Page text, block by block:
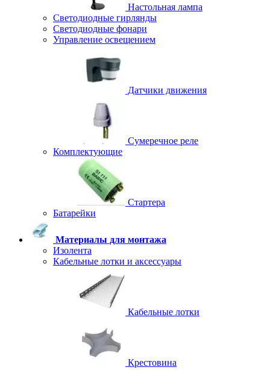
Настольная лампа
Светодиодные гирлянды
Светодиодные фонари
Управление освещением
Датчики движения
Сумеречное реле
Комплектующие
Стартера
Батарейки
Материалы для монтажа
Изолента
Кабельные лотки и аксессуары
Кабельные лотки
Крестовина